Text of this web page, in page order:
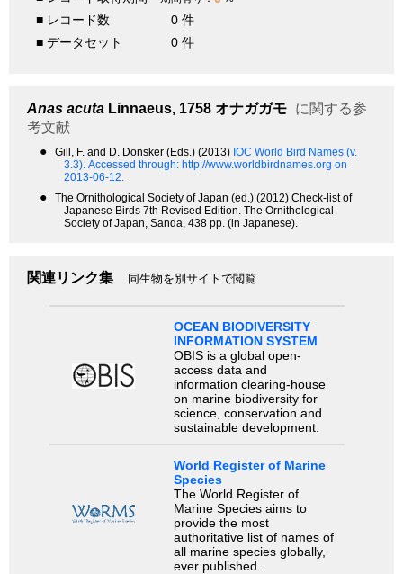
■ レコード数
0 件
■ データセット
0 件
Anas acuta Linnaeus, 1758 オナガガモ に関する参
考文献
● Gill, F. and D. Donsker (Eds.) (2013) IOC World Bird Names (v.
3.3). Accessed through: http://www.worldbirdnames.org on
2013-06-12.
●
The Ornithological Society of Japan (ed.) (2012) Check-list of
Japanese Birds 7th Revised Edition. The Ornithological
Society of Japan, Sanda, 438 pp. (in Japanese).
関連リンク集 同生物を別サイトで閲覧
OCEAN BIODIVERSITY
INFORMATION SYSTEM
OBIS is a global open-
access data and
information clearing-house
on marine biodiversity for
science, conservation and
sustainable development.
World Register of Marine
Species
The World Register of
Marine Species aims to
provide the most
authoritative list of names of
all marine species globally,
ever published.